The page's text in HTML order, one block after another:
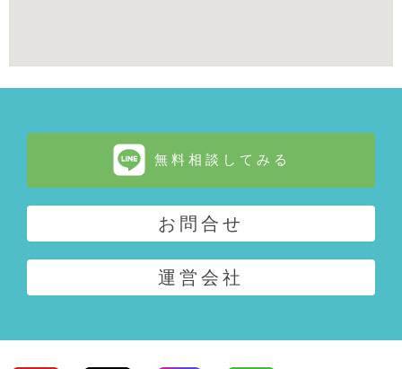
無料相談してみる
お問合せ
運営会社